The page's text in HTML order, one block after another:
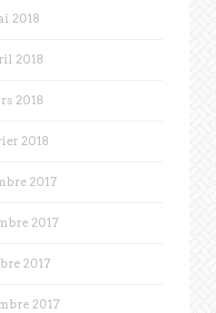
2018
2018
2018
2018
2017
2017
2017
2017